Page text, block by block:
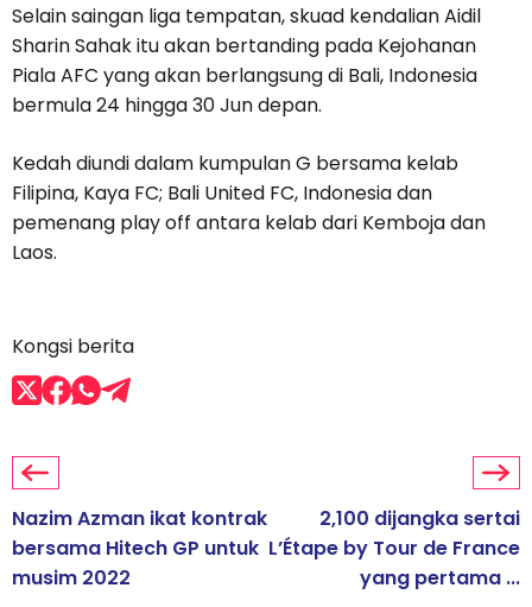
Selain saingan liga tempatan, skuad kendalian Aidil
Sharin Sahak itu akan bertanding pada Kejohanan
Piala AFC yang akan berlangsung di Bali, Indonesia
bermula 24 hingga 30 Jun depan.
Kedah diundi dalam kumpulan G bersama kelab
Filipina, Kaya FC; Bali United FC, Indonesia dan
pemenang play off antara kelab dari Kemboja dan
Laos.
Kongsi berita
Nazim Azman ikat kontrak
bersama Hitech GP untuk
musim 2022
2,100 dijangka sertai
L’Étape by Tour de France
yang pertama ...